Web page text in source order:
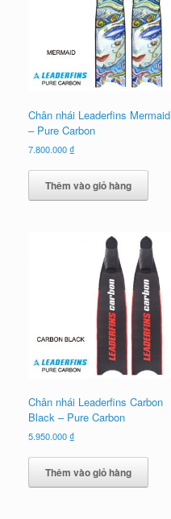
Chân nhái Leaderfins Mermaid
– Pure Carbon
7.800.000₫
Thêm vào giỏ hàng
Chân nhái Leaderfins Carbon
Black – Pure Carbon
5.950.000₫
Thêm vào giỏ hàng